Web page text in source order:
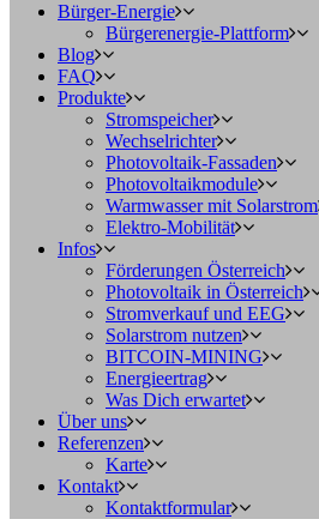
Bürger-Energie
Bürgerenergie-Plattform
Blog
FAQ
Produkte
Stromspeicher
Wechselrichter
Photovoltaik-Fassaden
Photovoltaikmodule
Warmwasser mit Solarstrom
Elektro-Mobilität
Infos
Förderungen Österreich
Photovoltaik in Österreich
Stromverkauf und EEG
Solarstrom nutzen
BITCOIN-MINING
Energieertrag
Was Dich erwartet
Über uns
Referenzen
Karte
Kontakt
Kontaktformular